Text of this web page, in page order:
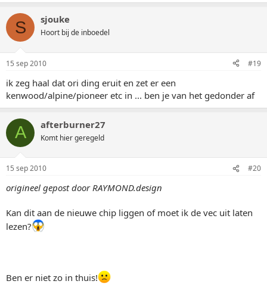
S sjouke
Hoort bij de inboedel
15 sep 2010 #19
ik zeg haal dat ori ding eruit en zet er een
kenwood/alpine/pioneer etc in ... ben je van het gedonder af
A afterburner27
Komt hier geregeld
15 sep 2010 #20
origineel gepost door RAYMOND.design
Kan dit aan de nieuwe chip liggen of moet ik de vec uit laten
lezen?
Ben er niet zo in thuis!